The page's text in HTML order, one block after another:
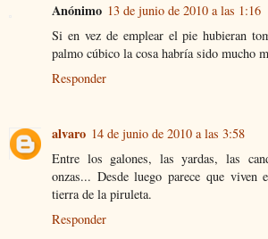
Anónimo 13 de junio de 2010 a las 1:16
Si en vez de emplear el pie hubieran
palmo cúbico la cosa habría sido mucho
Responder
alvaro 14 de junio de 2010 a las 3:58
Entre los galones, las yardas, las
onzas... Desde luego parece que
tierra de la piruleta.
Responder